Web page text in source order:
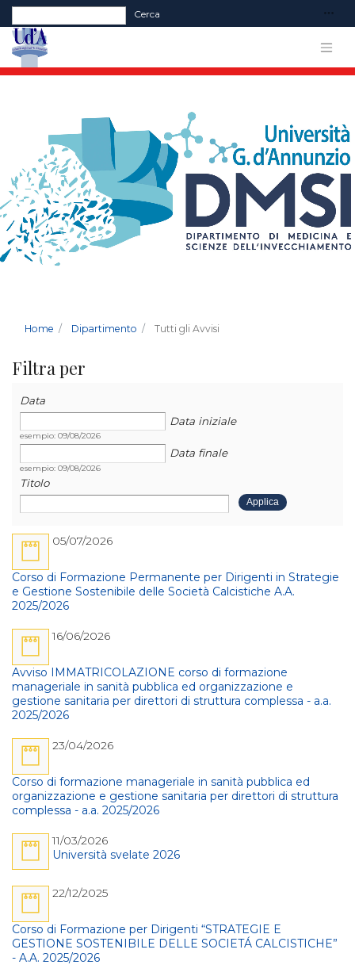
Form di ricerca
Cerca
Home Dipartimento Tutti gli Avvisi
Filtra per
Data
Data iniziale
Data
esempio: 09/08/2026
Data finale
Data
esempio: 09/08/2026
Titolo
05/07/2026
Corso di Formazione Permanente per Dirigenti in Strategie
e Gestione Sostenibile delle Società Calcistiche A.A.
2025/2026
16/06/2026
Avviso IMMATRICOLAZIONE corso di formazione
manageriale in sanità pubblica ed organizzazione e
gestione sanitaria per direttori di struttura complessa - a.a.
2025/2026
23/04/2026
Corso di formazione manageriale in sanità pubblica ed
organizzazione e gestione sanitaria per direttori di struttura
complessa - a.a. 2025/2026
11/03/2026
Università svelate 2026
22/12/2025
Corso di Formazione per Dirigenti “STRATEGIE E
GESTIONE SOSTENIBILE DELLE SOCIETÁ CALCISTICHE”
- A.A. 2025/2026